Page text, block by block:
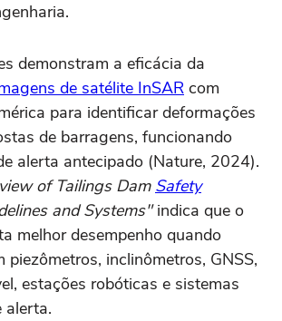
demonstram a eficácia da
de satélite InSAR com
para identificar deformações
de barragens, funcionando
alerta antecipado (Nature, 2024).
of Tailings Dam Safety
and Systems"indica que o
melhor desempenho quando
piezômetros, inclinômetros, GNSS,
estações robóticas e sistemas
alerta.